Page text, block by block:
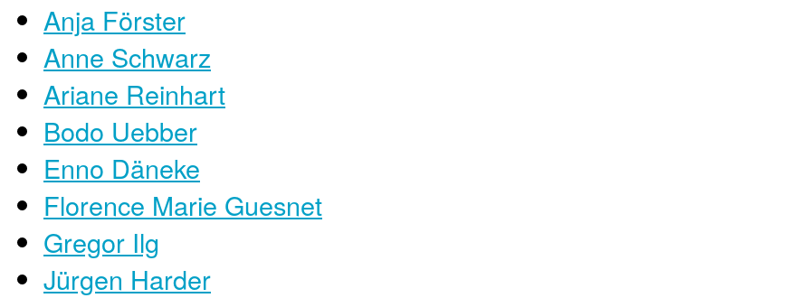
Anja Förster
Anne Schwarz
Ariane Reinhart
Bodo Uebber
Enno Däneke
Florence Marie Guesnet
Gregor Ilg
Jürgen Harder